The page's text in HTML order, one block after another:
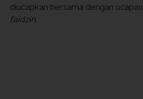
diucapkan bersama dengan ucapan
faidzin.